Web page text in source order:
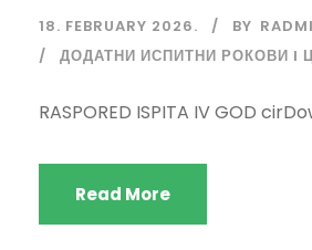
18. FEBRUARY 2026. BY
ДОДАТНИ ИСПИТНИ РОКОВИ I
RASPORED ISPITA IV GOD
Read More